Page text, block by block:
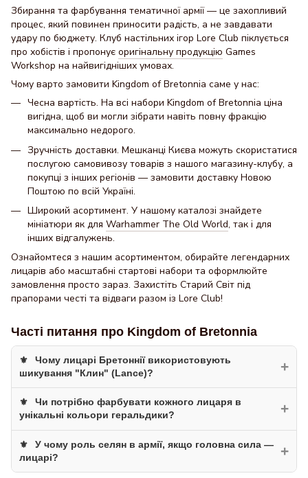
Збирання та фарбування тематичної армії — це захопливий
процес, який повинен приносити радість, а не завдавати
удару по бюджету. Клуб настільних ігор Lore Club піклується
про хобістів і пропонує оригінальну продукцію Games
Workshop на найвигідніших умовах.
Чому варто замовити Kingdom of Bretonnia саме у нас:
Чесна вартість. На всі набори Kingdom of Bretonnia ціна
вигідна, щоб ви могли зібрати навіть повну фракцію
максимально недорого.
Зручність доставки. Мешканці Києва можуть скористатися
послугою самовивозу товарів з нашого магазину-клубу, а
покупці з інших регіонів — замовити доставку Новою
Поштою по всій Україні.
Широкий асортимент. У нашому каталозі знайдете
мініатюри як для Warhammer The Old World, так і для
інших відгалужень.
Ознайомтеся з нашим асортиментом, обирайте легендарних
лицарів або масштабні стартові набори та оформлюйте
замовлення просто зараз. Захистіть Старий Світ під
прапорами честі та відваги разом із Lore Club!
Часті питання про Kingdom of Bretonnia
Чому лицарі Бретоннії використовують
шикування "Клин" (Lance)?
+
Шикування "Lance formation" — це унікальна тактика
Бретоннії у The Old World. Вона дозволяє максимізувати
найпотужнішою силою.
Чи потрібно фарбувати кожного лицаря в
унікальні кольори геральдики?
+
За лором кожен лицар — це дворянин зі своїм гербом,
тому армія часто виглядає дуже строкато. Проте ви
У чому роль селян в армії, якщо головна сила —
лицарі?
+